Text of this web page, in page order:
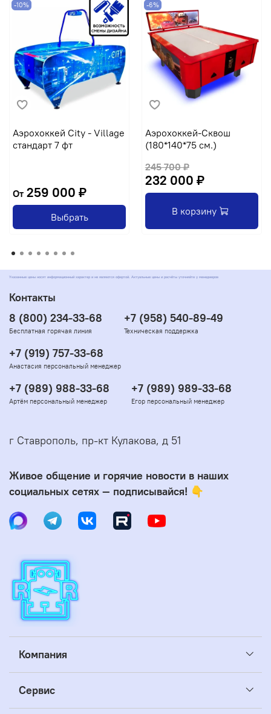
-10%
Аэрохоккей City - Village
стандарт 7 фт
От259 000 ₽
Выбрать
-6%
Аэрохоккей-Сквош
(180*140*75 см.)
245 700 ₽
232 000 ₽
В корзину
Указанные цены носят информационный характер и не являются офертой. Актуальные цены и расчёты уточняйте у менеджеров
Компания
Сервис
Контакты
8 (800) 234-33-68
Бесплатная горячая линия
+7 (958) 540-89-49
Техническая поддержка
+7 (919) 757-33-68
Анастасия персональный менеджер
+7 (989) 988-33-68
Артём персональный менеджер
+7 (989) 989-33-68
Егор персональный менеджер
г Ставрополь, пр-кт Кулакова, д 51
Живое общение и горячие новости в наших
социальных сетях — подписывайся! 👇